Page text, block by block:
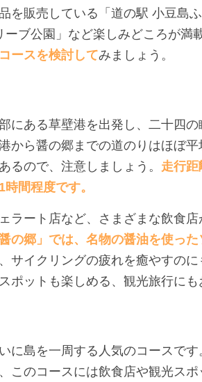
を販売している「道の駅 小豆島
ブ公園」など楽しみどころが満
ースを検討してみましょう。
にある草壁港を出発し、二十四
から醤の郷までの道のりはほぼ
るので、注意しましょう。 走行
間程度です。
ラート店など、さまざまな飲食
の郷」では、名物の醤油を使っ
サイクリングの疲れを癒やすの
ポットも楽しめる、観光旅行にも
に島を一周する人気のコースで
このコースには飲食店や観光スポ